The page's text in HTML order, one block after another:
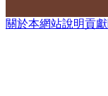
關於本網站說明貢獻